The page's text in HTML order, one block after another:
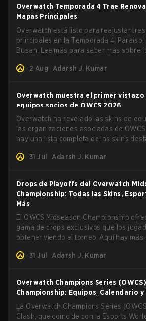
Overwatch Temporada 4 Trae
Mapas Principales
Overwatch está listo para reajustar tres
principales en la Temporada 4:
Busan. Lee más para saber más sobre
2 Aug
Adarsh J. Kumar
Overwatch muestra el primer vistazo
equipos socios de OWCS 2026
Overwatch ha revelado las skins de
las organizaciones asociadas de
hay una lista completa de las skins
31 Jul
Adarsh J. Kumar
Drops de Playoffs del Overwatch
Championship: Todas las Skins,
Más
El OWCS Midseason Championship
gama de drops exclusivos que los
obtener viendo el torneo. Aquí hay más
31 Jul Adarsh J. Kumar
Overwatch Champions Series
Championship: Equipos, Calendario y
La Overwatch Champions Series
Clash, que coincide con la Esports